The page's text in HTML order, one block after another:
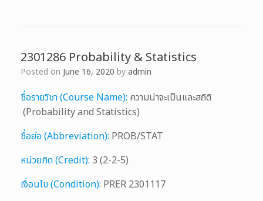
2301286 Probability & Statistics
Posted on June 16, 2020 byadmin
ชื่อรายวิชา (Course Name): ความน่าจะเป็นและสถิติ
(Probability and Statistics)
ชื่อย่อ (Abbreviation): PROB/STAT
หน่วยกิต (Credit): 3 (2-2-5)
เงื่อนไข (Condition): PRER 2301117